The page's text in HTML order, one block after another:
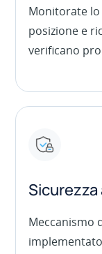
Monitorate lo
posizione e
verificano
Sicurezza
Meccanismo